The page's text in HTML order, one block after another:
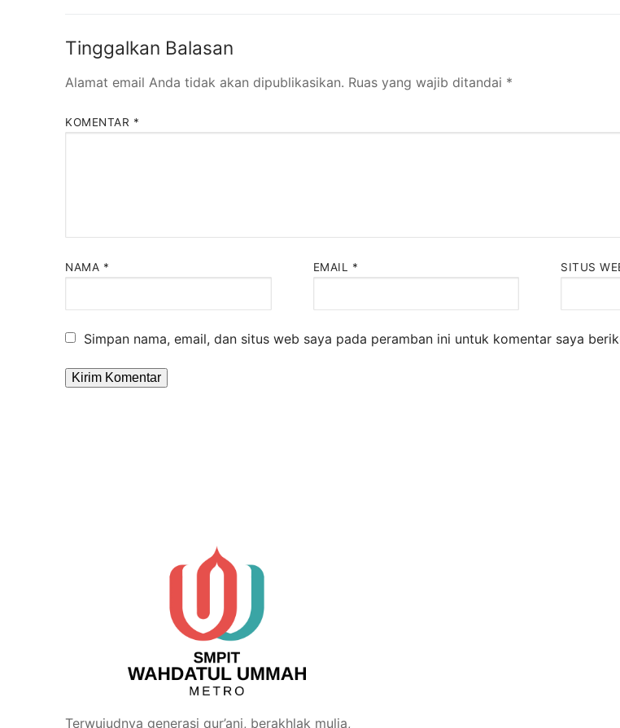
Tinggalkan Balasan
Alamat email Anda tidak akan dipublikasikan. Ruas yang wajib ditandai *
KOMENTAR *
NAMA * EMAIL * SITUS
Simpan nama, email, dan situs web saya pada peramban ini untuk komentar saya
Terwujudnya generasi qur’ani, berakhlak mulia,